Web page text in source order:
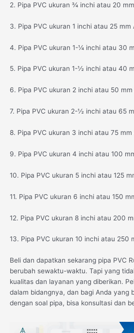
2. Pipa PVC ukuran ¾ inchi atau 20
3. Pipa PVC ukuran 1 inchi atau 25 mm
4. Pipa PVC ukuran 1-¼ inchi atau 30
5. Pipa PVC ukuran 1-½ inchi atau 40
6. Pipa PVC ukuran 2 inchi atau 50
7. Pipa PVC ukuran 2-½ inchi atau 65
8. Pipa PVC ukuran 3 inchi atau 75
9. Pipa PVC ukuran 4 inchi atau 100
10. Pipa PVC ukuran 5 inchi atau 125
11. Pipa PVC ukuran 6 inchi atau 150
12. Pipa PVC ukuran 8 inchi atau 200
13. Pipa PVC ukuran 10 inchi atau 250
Beli dan dapatkan sekarang pipa PVC
berubah sewaktu-waktu. Tapi yang
kualitas dan layanan yang diberikan.
dalam bidangnya, dan bagi Anda yang
dengan soal pipa, bisa konsultasi dan